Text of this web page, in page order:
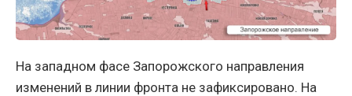
На западном фасе Запорожского направления
изменений в линии фронта не зафиксировано. На